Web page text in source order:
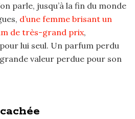
parle, jusqu’à la fin du monde
d’une femme brisant un
de très-grand prix,
lui seul. Un parfum perdu
valeur perdue pour son